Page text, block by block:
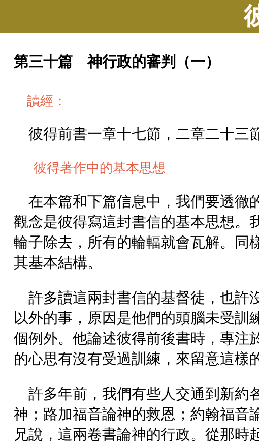
第三十篇 神行政的審判（一）
讀經：
彼得前書一章十七節，二章二十三
彼得著作中的基本思想
在本篇和下篇信息中，我們要透徹
觀念是彼得寫這封書信的基本思想。
輪子除去，所有的輪輻就會瓦解。同
其基本結構。
許多讀這兩封書信的基督徒，也許
以外的事，原因是他們的頭腦未受訓
個例外。他論述彼得前後書時，專注
的心思有沒有受過訓練，來留意這樣
許多年前，我們有些人交通到新約
神；路加福音論神的救恩；約翰福音
兄說，這兩卷書論神的行政。從那